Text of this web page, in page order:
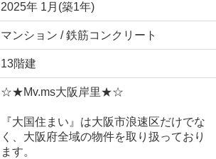
2025年 1月(築1年)
マンション / 鉄筋コンクリート
13階建
☆★Mv.ms大阪岸里★☆
『大国住まい』は大阪市浪速区だけでな
く、大阪府全域の物件を取り扱っており
ます。